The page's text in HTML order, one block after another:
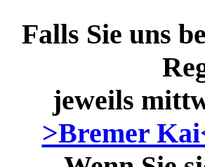
Falls Sie uns
jeweils
>Bremer